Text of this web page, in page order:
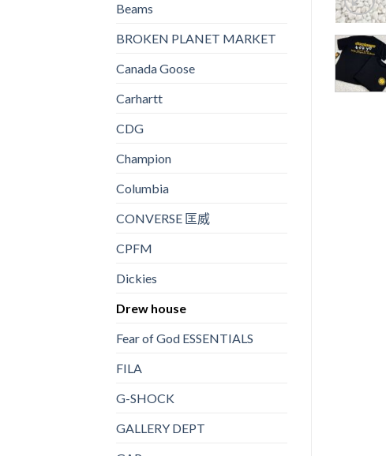
Beams
BROKEN PLANET MARKET
Canada Goose
Carhartt
CDG
Champion
Columbia
CONVERSE 匡威
CPFM
Dickies
Drew house
Fear of God ESSENTIALS
FILA
G-SHOCK
GALLERY DEPT